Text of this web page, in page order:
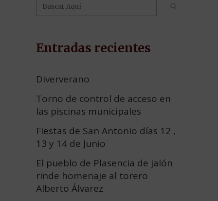
Entradas recientes
Diververano
Torno de control de acceso en
las piscinas municipales
Fiestas de San Antonio días 12 ,
13 y 14 de Junio
El pueblo de Plasencia de jalón
rinde homenaje al torero
Alberto Álvarez